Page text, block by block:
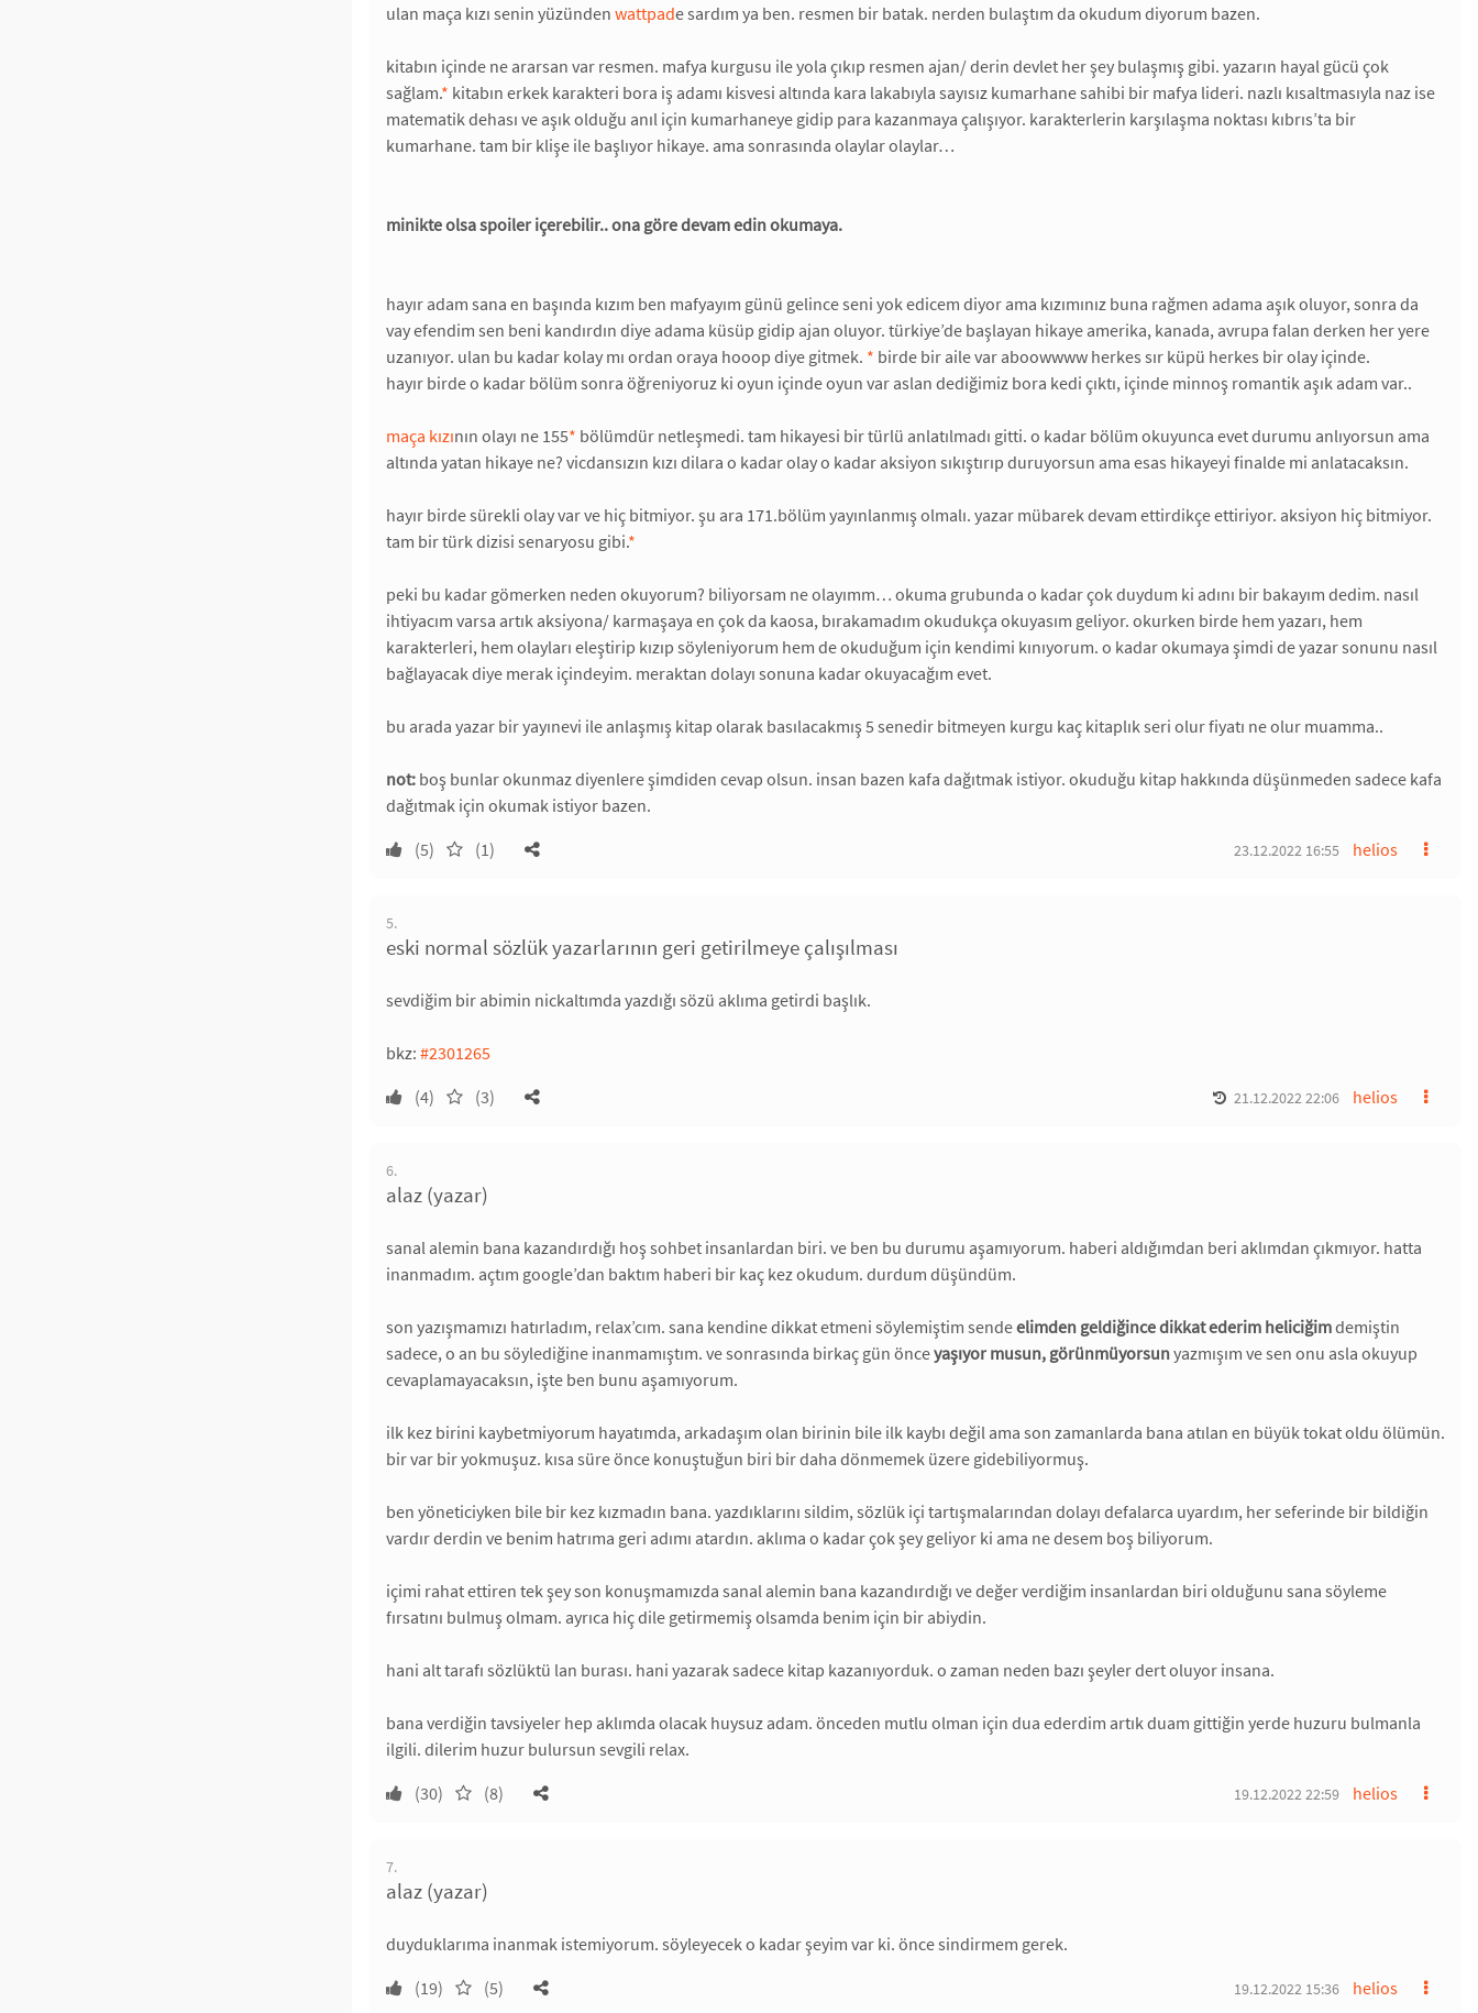
ulan maça kızı senin yüzünden wattpade sardım ya ben. resmen bir batak. nerden bulaştım da okudum diyorum bazen.
kitabın içinde ne ararsan var resmen. mafya kurgusu ile yola çıkıp resmen ajan/ derin devlet her şey bulaşmış gibi. yazarın hayal gücü çok
sağlam.* kitabın erkek karakteri bora iş adamı kisvesi altında kara lakabıyla sayısız kumarhane sahibi bir mafya lideri. nazlı kısaltmasıyla naz ise
matematik dehası ve aşık olduğu anıl için kumarhaneye gidip para kazanmaya çalışıyor. karakterlerin karşılaşma noktası kıbrıs’ta bir
kumarhane. tam bir klişe ile başlıyor hikaye. ama sonrasında olaylar olaylar…
minikte olsa spoiler içerebilir.. ona göre devam edin okumaya.
hayır adam sana en başında kızım ben mafyayım günü gelince seni yok edicem diyor ama kızımınız buna rağmen adama aşık oluyor, sonra da
vay efendim sen beni kandırdın diye adama küsüp gidip ajan oluyor. türkiye’de başlayan hikaye amerika, kanada, avrupa falan derken her yere
uzanıyor. ulan bu kadar kolay mı ordan oraya hooop diye gitmek. * birde bir aile var aboowwww herkes sır küpü herkes bir olay içinde.
hayır birde o kadar bölüm sonra öğreniyoruz ki oyun içinde oyun var aslan dediğimiz bora kedi çıktı, içinde minnoş romantik aşık adam var..
maça kızının olayı ne 155* bölümdür netleşmedi. tam hikayesi bir türlü anlatılmadı gitti. o kadar bölüm okuyunca evet durumu anlıyorsun ama
altında yatan hikaye ne? vicdansızın kızı dilara o kadar olay o kadar aksiyon sıkıştırıp duruyorsun ama esas hikayeyi finalde mi anlatacaksın.
hayır birde sürekli olay var ve hiç bitmiyor. şu ara 171.bölüm yayınlanmış olmalı. yazar mübarek devam ettirdikçe ettiriyor. aksiyon hiç bitmiyor.
tam bir türk dizisi senaryosu gibi.*
peki bu kadar gömerken neden okuyorum? biliyorsam ne olayımm… okuma grubunda o kadar çok duydum ki adını bir bakayım dedim. nasıl
ihtiyacım varsa artık aksiyona/ karmaşaya en çok da kaosa, bırakamadım okudukça okuyasım geliyor. okurken birde hem yazarı, hem
karakterleri, hem olayları eleştirip kızıp söyleniyorum hem de okuduğum için kendimi kınıyorum. o kadar okumaya şimdi de yazar sonunu nasıl
bağlayacak diye merak içindeyim. meraktan dolayı sonuna kadar okuyacağım evet.
bu arada yazar bir yayınevi ile anlaşmış kitap olarak basılacakmış 5 senedir bitmeyen kurgu kaç kitaplık seri olur fiyatı ne olur muamma..
not: boş bunlar okunmaz diyenlere şimdiden cevap olsun. insan bazen kafa dağıtmak istiyor. okuduğu kitap hakkında düşünmeden sadece kafa
dağıtmak için okumak istiyor bazen.
(5)
(1) helios
23.12.2022 16:55
5.
eski normal sözlük yazarlarının geri getirilmeye çalışılması
sevdiğim bir abimin nickaltımda yazdığı sözü aklıma getirdi başlık.
bkz: #2301265
(4)
(3) helios
21.12.2022 22:06
6.
alaz (yazar)
sanal alemin bana kazandırdığı hoş sohbet insanlardan biri. ve ben bu durumu aşamıyorum. haberi aldığımdan beri aklımdan çıkmıyor. hatta
inanmadım. açtım google’dan baktım haberi bir kaç kez okudum. durdum düşündüm.
son yazışmamızı hatırladım, relax’cım. sana kendine dikkat etmeni söylemiştim sendeelimden geldiğince dikkat ederim heliciğimdemiştin
sadece, o an bu söylediğine inanmamıştım. ve sonrasında birkaç gün önceyaşıyor musun, görünmüyorsunyazmışım ve sen onu asla okuyup
cevaplamayacaksın, işte ben bunu aşamıyorum.
ilk kez birini kaybetmiyorum hayatımda, arkadaşım olan birinin bile ilk kaybı değil ama son zamanlarda bana atılan en büyük tokat oldu ölümün.
bir var bir yokmuşuz. kısa süre önce konuştuğun biri bir daha dönmemek üzere gidebiliyormuş.
ben yöneticiyken bile bir kez kızmadın bana. yazdıklarını sildim, sözlük içi tartışmalarından dolayı defalarca uyardım, her seferinde bir bildiğin
vardır derdin ve benim hatrıma geri adımı atardın. aklıma o kadar çok şey geliyor ki ama ne desem boş biliyorum.
içimi rahat ettiren tek şey son konuşmamızda sanal alemin bana kazandırdığı ve değer verdiğim insanlardan biri olduğunu sana söyleme
fırsatını bulmuş olmam. ayrıca hiç dile getirmemiş olsamda benim için bir abiydin.
hani alt tarafı sözlüktü lan burası. hani yazarak sadece kitap kazanıyorduk. o zaman neden bazı şeyler dert oluyor insana.
bana verdiğin tavsiyeler hep aklımda olacak huysuz adam. önceden mutlu olman için dua ederdim artık duam gittiğin yerde huzuru bulmanla
ilgili. dilerim huzur bulursun sevgili relax.
(30)
(8) helios
19.12.2022 22:59
7.
alaz (yazar)
duyduklarıma inanmak istemiyorum. söyleyecek o kadar şeyim var ki. önce sindirmem gerek.
(19)
(5) helios
19.12.2022 15:36